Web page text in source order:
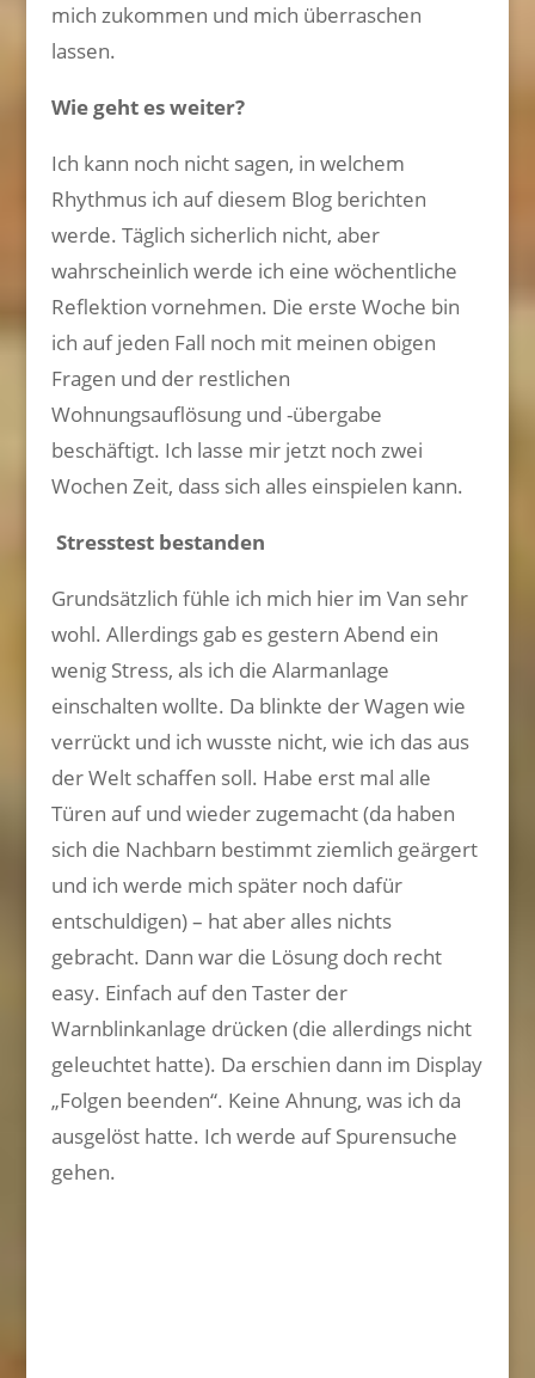
mich zukommen und mich überraschen
lassen.
Wie geht es weiter?
Ich kann noch nicht sagen, in welchem
Rhythmus ich auf diesem Blog berichten
werde. Täglich sicherlich nicht, aber
wahrscheinlich werde ich eine wöchentliche
Reflektion vornehmen. Die erste Woche bin
ich auf jeden Fall noch mit meinen obigen
Fragen und der restlichen
Wohnungsauflösung und -übergabe
beschäftigt. Ich lasse mir jetzt noch zwei
Wochen Zeit, dass sich alles einspielen kann.
Stresstest bestanden
Grundsätzlich fühle ich mich hier im Van sehr
wohl. Allerdings gab es gestern Abend ein
wenig Stress, als ich die Alarmanlage
einschalten wollte. Da blinkte der Wagen wie
verrückt und ich wusste nicht, wie ich das aus
der Welt schaffen soll. Habe erst mal alle
Türen auf und wieder zugemacht (da haben
sich die Nachbarn bestimmt ziemlich geärgert
und ich werde mich später noch dafür
entschuldigen) – hat aber alles nichts
gebracht. Dann war die Lösung doch recht
easy. Einfach auf den Taster der
Warnblinkanlage drücken (die allerdings nicht
geleuchtet hatte). Da erschien dann im Display
„Folgen beenden“. Keine Ahnung, was ich da
ausgelöst hatte. Ich werde auf Spurensuche
gehen.